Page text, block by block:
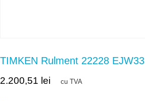
TIMKEN Rulment 22228 EJW33
2.200,51 lei cu TVA